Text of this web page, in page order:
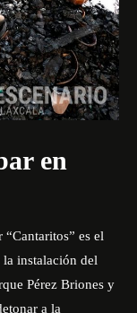
en
es el
instalación del
Pérez Briones y
a la